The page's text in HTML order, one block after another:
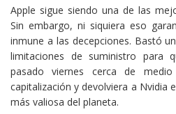
Apple sigue siendo una de las
Sin embargo, ni siquiera eso
inmune a las decepciones. Bastó
limitaciones de suministro para
pasado viernes cerca de
capitalización y devolviera a Nvidia
más valiosa del planeta.